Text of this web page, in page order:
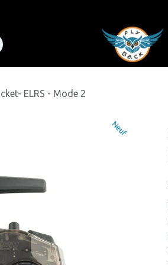
ELRS - Mode 2
Neuf
Neuf